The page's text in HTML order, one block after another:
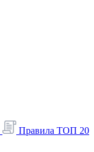
Правила ТОП 20